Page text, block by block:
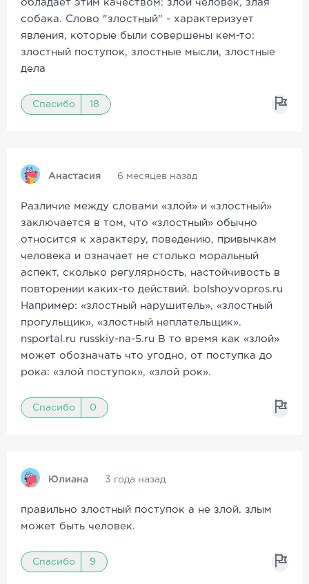
обладает этим качеством: злой человек, злая
собака. Слово "злостный" - характеризует
явления, которые были совершены кем-то:
злостный поступок, злостные мысли, злостные
дела
Спасибо 18
Анастасия 6 месяцев назад
Различие между словами «злой» и «злостный»
заключается в том, что «злостный» обычно
относится к характеру, поведению, привычкам
человека и означает не столько моральный
аспект, сколько регулярность, настойчивость в
повторении каких-то действий. bolshoyvopros.ru
Например: «злостный нарушитель», «злостный
прогульщик», «злостный неплательщик».
nsportal.ru russkiy-na-5.ru В то время как «злой»
может обозначать что угодно, от поступка до
рока: «злой поступок», «злой рок».
Спасибо 0
Юлиана 3 года назад
правильно злостный поступок а не злой. злым
может быть человек.
Спасибо 9